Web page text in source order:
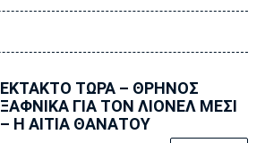
ΕΚΤΑΚΤΟ ΤΩΡΑ – ΘΡΗΝΟΣ
ΞΑΦΝΙΚΑ ΓΙΑ ΤΟΝ ΛΙΟΝΕΛ ΜΕΣΙ
– Η ΑΙΤΙΑ ΘΑΝΑΤΟΥ